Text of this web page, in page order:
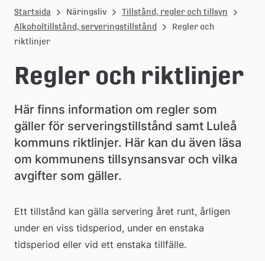
u
l
e
å
k
o
m
m
n
Startsida Näringsliv
Tillstånd, regler och tillsyn
Alkoholtillstånd, serveringstillstånd
Regler och
riktlinjer
Regler och riktlinjer
Här finns information om regler som
gäller för serveringstillstånd samt Luleå
kommuns riktlinjer. Här kan du även läsa
om kommunens tillsynsansvar och vilka
avgifter som gäller.
Ett tillstånd kan gälla servering året runt, årligen
under en viss tidsperiod, under en enstaka
tidsperiod eller vid ett enstaka tillfälle.